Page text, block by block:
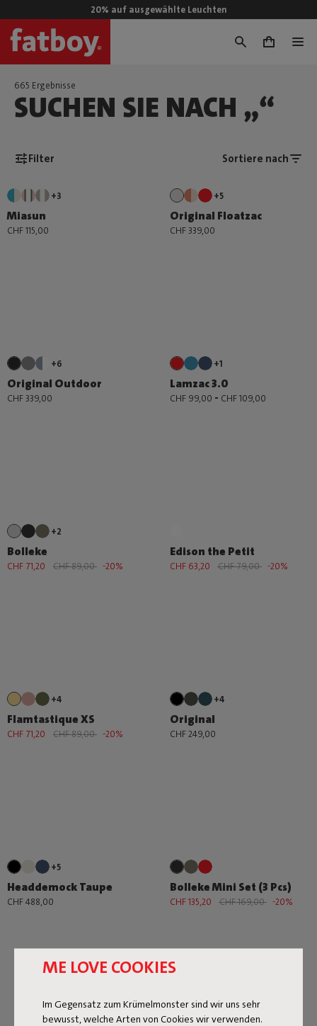
ME LOVE COOKIES
Im Gegensatz zum Krümelmonster sind wir uns sehr
bewusst, welche Arten von Cookies wir verwenden.
20% auf ausgewählte Leuchten
0
665 Ergebnisse
SUCHEN SIE NACH „“
Filter Sortiere nach
+3
Miasun
CHF 115,00
+5
Original Floatzac
CHF 339,00
+6
Original Outdoor
CHF 339,00
+1
Lamzac 3.0
CHF 99,00 - CHF 109,00
+2
Bolleke
CHF 71,20 CHF 89,00 -20%
Edison the Petit
CHF 63,20 CHF 79,00 -20%
+4
Flamtastique XS
CHF 71,20 CHF 89,00 -20%
+4
Original
CHF 249,00
+5
Headdemock Taupe
CHF 488,00
Bolleke Mini Set (3 Pcs)
CHF 135,20 CHF 169,00 -20%